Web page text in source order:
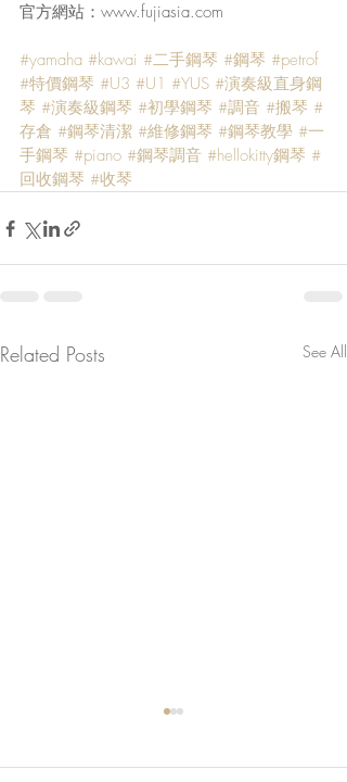
官方網站：www.fujiasia.com
#yamaha #kawai #二手鋼琴 #鋼琴 #petrof
#特價鋼琴 #U3 #U1 #YUS #演奏級直身鋼
琴 #演奏級鋼琴 #初學鋼琴 #調音 #搬琴 #
存倉 #鋼琴清潔 #維修鋼琴 #鋼琴教學 #一
手鋼琴 #piano #鋼琴調音 #hellokitty鋼琴 #
回收鋼琴 #收琴
Related Posts See All